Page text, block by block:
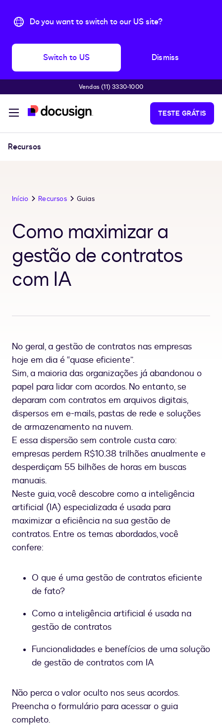
Do you want to switch to our US site?
Switch to US Dismiss
Pular para o conteúdo principal
Vendas (11) 3330-1000
TESTE GRÁTIS
Recursos
Início Recursos Guias
Como maximizar a
gestão de contratos
com IA
No geral, a gestão de contratos nas empresas
hoje em dia é “quase eficiente”.
Sim, a maioria das organizações já abandonou o
papel para lidar com acordos. No entanto, se
deparam com contratos em arquivos digitais,
dispersos em e-mails, pastas de rede e soluções
de armazenamento na nuvem.
E essa dispersão sem controle custa caro:
empresas perdem R$10.38 trilhões anualmente e
desperdiçam 55 bilhões de horas em buscas
manuais.
Neste guia, você descobre como a inteligência
artificial (IA) especializada é usada para
maximizar a eficiência na sua gestão de
contratos. Entre os temas abordados, você
confere:
O que é uma gestão de contratos eficiente
de fato?
Como a inteligência artificial é usada na
gestão de contratos
Funcionalidades e benefícios de uma solução
de gestão de contratos com IA
Não perca o valor oculto nos seus acordos.
Preencha o formulário para acessar o guia
completo.